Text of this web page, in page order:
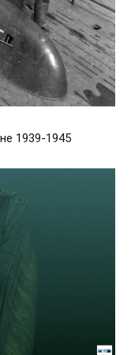
1939-1945